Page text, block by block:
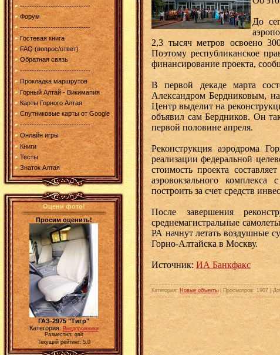
------------------------------
Форум
------------------------------
Гостевая книга
FAQ (вопрос/ответ)
Обратная связь
------------------------------
Прокладка маршрутов
Горный Алтай - Викимапия
Карты Горного Алтая
Спутниковые карты от Google
------------------------------
Онлайн игры
Книги
Тесты
Знаток Алтая
Оцени фото!
Просим оценить!
ГАЗ-2975 "Тигр"
Категория: Внедорожники
Разместил: galt
Текущий рейтинг: 5.0
До
2,3 тысяч метров освоено
Поэтому республиканское
финансирование проекта,
В первой декаде марта
Александром Бердниковым,
Центр выделит на
объявил сам Бердников. Он
первой половине апреля.
Реконструкция аэродрома
реализации федеральной
стоимость проекта
аэровокзального
построить за счет средств
После завершения
среднемагистральные
РА начнут летать воздушные
Горно-Алтайска в Москву.
Источник: ИА Банкфакс
Категория: Новые объекты Просмотров: 1907 |